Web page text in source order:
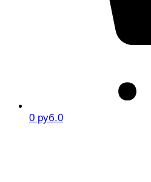
0 руб.0